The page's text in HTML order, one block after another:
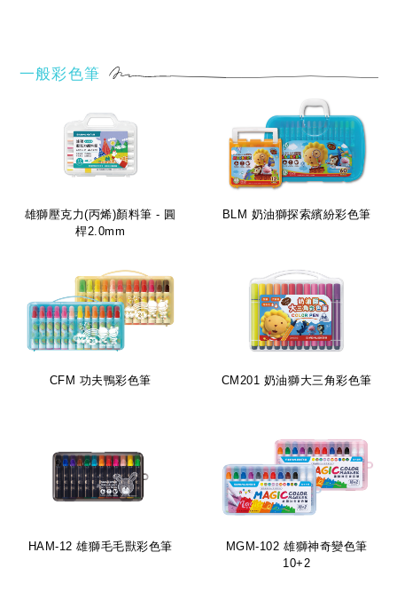
一般彩色筆
雄獅壓克力(丙烯)顏料筆 - 圓
桿2.0mm
BLM 奶油獅探索繽紛彩色筆
CFM 功夫鴨彩色筆 CM201 奶油獅大三角彩色筆
HAM-12 雄獅毛毛獸彩色筆
MGM-102 雄獅神奇變色筆
10+2